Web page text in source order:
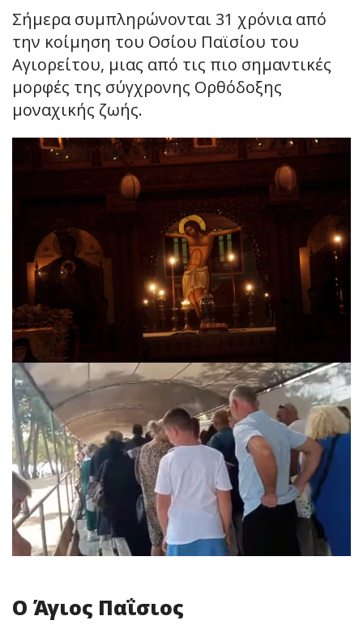
Σήμερα συμπληρώνονται 31 χρόνια από
την κοίμηση του Οσίου Παϊσίου του
Αγιορείτου, μιας από τις πιο σημαντικές
μορφές της σύγχρονης Ορθόδοξης
μοναχικής ζωής.
Ο Άγιος Παΐσιος